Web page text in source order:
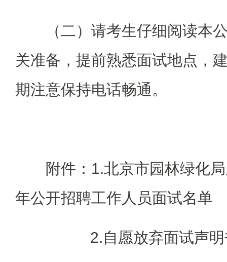
（二）请考生仔细阅读本
关准备，提前熟悉面试地点，
期注意保持电话畅通。
附件：1.北京市园林绿化
年公开招聘工作人员面试名单
2.自愿放弃面试声明